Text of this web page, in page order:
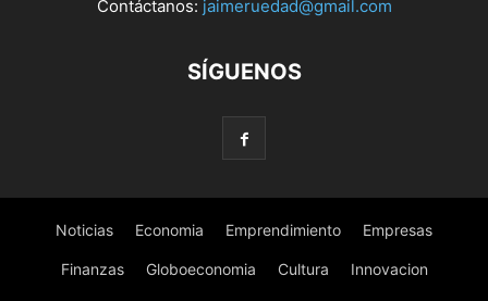
Contáctanos: jaimeruedad@gmail.com
SÍGUENOS
Noticias Economia Emprendimiento Empresas
Finanzas Globoeconomia Cultura Innovacion